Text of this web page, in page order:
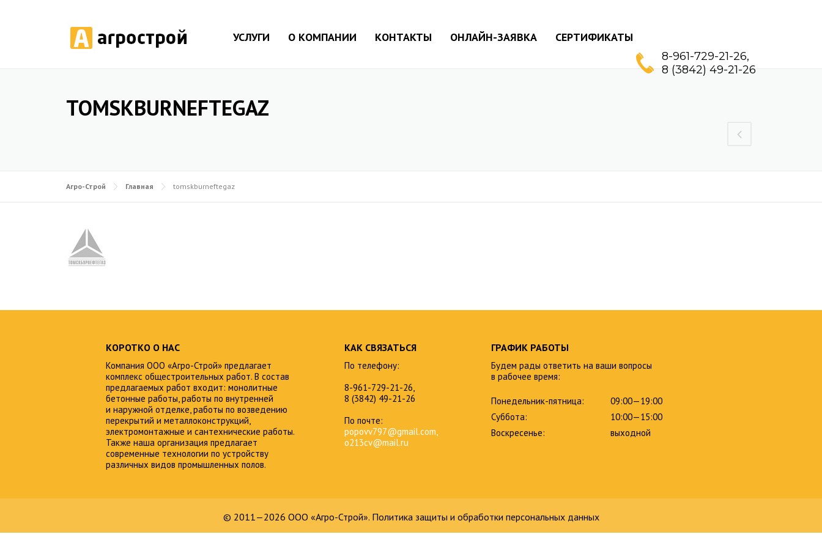
УСЛУГИ О КОМПАНИИ КОНТАКТЫ ОНЛАЙН-ЗАЯВКА СЕРТИФИКАТЫ
8-961-729-21-26,
8 (3842) 49-21-26
TOMSKBURNEFTEGAZ
Агро-Строй Главная tomskburneftegaz
КОРОТКО О НАС
Компания ООО «Агро-Строй» предлагает
комплекс общестроительных работ. В состав
предлагаемых работ входит: монолитные
бетонные работы, работы по внутренней
и наружной отделке, работы по возведению
перекрытий и металлоконструкций,
электромонтажные и сантехнические работы.
Также наша организация предлагает
современные технологии по устройству
различных видов промышленных полов.
КАК СВЯЗАТЬСЯ
По телефону:
8-961-729-21-26,
8 (3842) 49-21-26
По почте:
popovv797@gmail.com,
o213cv@mail.ru
ГРАФИК РАБОТЫ
Будем рады ответить на ваши вопросы
в рабочее время:
Понедельник-пятница:
09:00—19:00
Суббота:
10:00—15:00
Воскресенье:
выходной
© 2011—2026 ООО «Агро-Строй». Политика защиты и обработки персональных данных